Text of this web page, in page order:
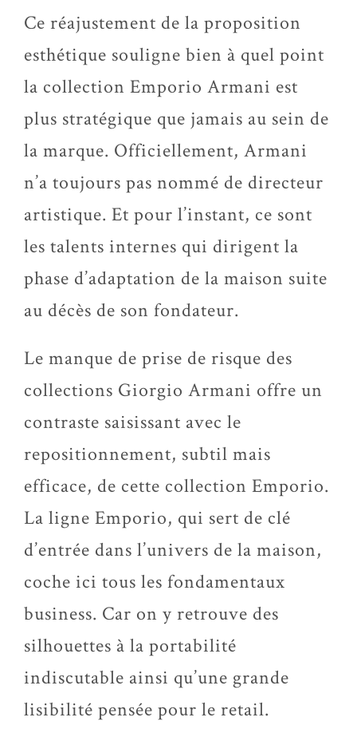
Ce réajustement de la proposition
esthétique souligne bien à quel point
la collection Emporio Armani est
plus stratégique que jamais au sein de
la marque. Officiellement, Armani
n’a toujours pas nommé de directeur
artistique. Et pour l’instant, ce sont
les talents internes qui dirigent la
phase d’adaptation de la maison suite
au décès de son fondateur.
Le manque de prise de risque des
collections Giorgio Armani offre un
contraste saisissant avec le
repositionnement, subtil mais
efficace, de cette collection Emporio.
La ligne Emporio, qui sert de clé
d’entrée dans l’univers de la maison,
coche ici tous les fondamentaux
business. Car on y retrouve des
silhouettes à la portabilité
indiscutable ainsi qu’une grande
lisibilité pensée pour le retail.